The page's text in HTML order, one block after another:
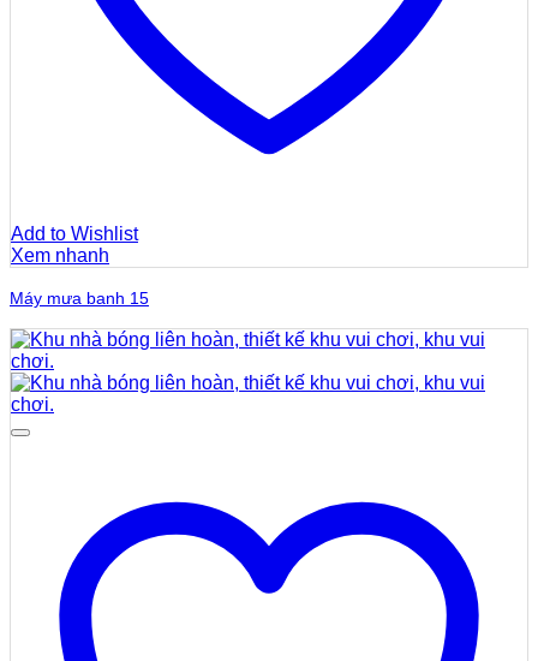
Add to Wishlist
Xem nhanh
Máy mưa banh 15